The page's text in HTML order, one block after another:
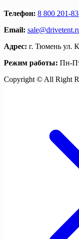
Телефон: 8 800 201-
Email:
Адрес: г. Тюмень ул.
Режим работы: Пн-
Copyright © All Right